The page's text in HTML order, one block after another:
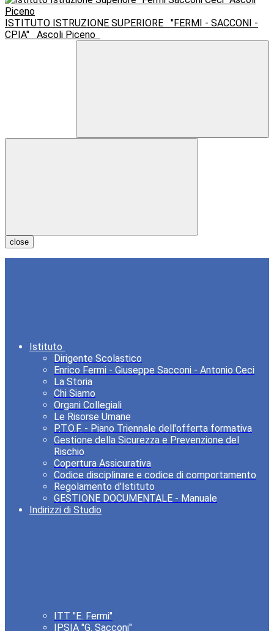
ISTITUTO ISTRUZIONE SUPERIORE
"FERMI - SACCONI -
CPIA"
Ascoli Piceno
close
Istituto
Dirigente Scolastico
Enrico Fermi - Giuseppe Sacconi - Antonio Ceci
La Storia
Chi Siamo
Organi Collegiali
Le Risorse Umane
P.T.O.F. - Piano Triennale dell'offerta formativa
Gestione della Sicurezza e Prevenzione del
Rischio
Copertura Assicurativa
Codice disciplinare e codice di comportamento
Regolamento d'Istituto
GESTIONE DOCUMENTALE - Manuale
Indirizzi di Studio
ITT "E. Fermi"
IPSIA "G. Sacconi"